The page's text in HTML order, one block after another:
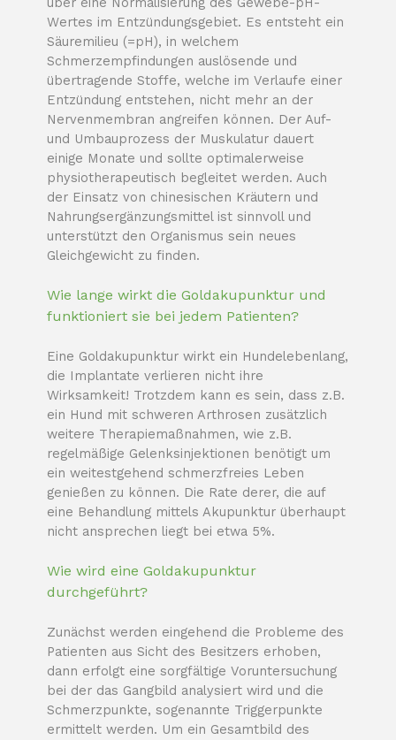
Wertes im Entzündungsgebiet. Es entsteht ein
Säuremilieu (=pH), in welchem
Schmerzempfindungen auslösende und
übertragende Stoffe, welche im Verlaufe einer
Entzündung entstehen, nicht mehr an der
Nervenmembran angreifen können. Der Auf-
und Umbauprozess der Muskulatur dauert
einige Monate und sollte optimalerweise
physiotherapeutisch begleitet werden. Auch
der Einsatz von chinesischen Kräutern und
Nahrungsergänzungsmittel ist sinnvoll und
unterstützt den Organismus sein neues
Gleichgewicht zu finden.
Wie lange wirkt die Goldakupunktur und
funktioniert sie bei jedem Patienten?
Eine Goldakupunktur wirkt ein Hundelebenlang,
die Implantate verlieren nicht ihre
Wirksamkeit! Trotzdem kann es sein, dass z.B.
ein Hund mit schweren Arthrosen zusätzlich
weitere Therapiemaßnahmen, wie z.B.
regelmäßige Gelenksinjektionen benötigt um
ein weitestgehend schmerzfreies Leben
genießen zu können. Die Rate derer, die auf
eine Behandlung mittels Akupunktur überhaupt
nicht ansprechen liegt bei etwa 5%.
Wie wird eine Goldakupunktur
durchgeführt?
Zunächst werden eingehend die Probleme des
Patienten aus Sicht des Besitzers erhoben,
dann erfolgt eine sorgfältige Voruntersuchung
bei der das Gangbild analysiert wird und die
Schmerzpunkte, sogenannte Triggerpunkte
ermittelt werden. Um ein Gesamtbild des